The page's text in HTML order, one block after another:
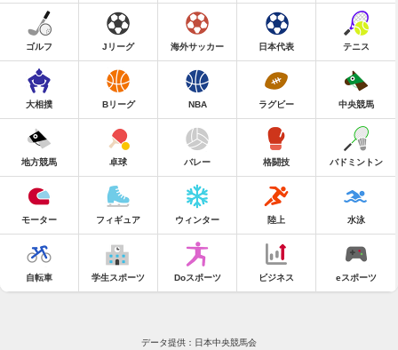
ゴルフ Jリーグ 海外サッカー 日本代表 テニス
大相撲 Bリーグ NBA ラグビー 中央競馬
地方競馬 卓球 バレー 格闘技 バドミントン
モーター フィギュア ウィンター 陸上 水泳
自転車 学生スポーツ Doスポーツ ビジネス eスポーツ
データ提供：日本中央競馬会